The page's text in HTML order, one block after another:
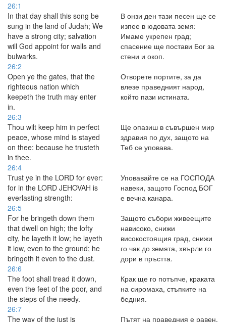
26:1
In that day shall this song be
sung in the land of Judah; We
have a strong city; salvation
will God appoint for walls and
bulwarks.
В онзи ден тази песен ще се
изпее в юдовата земя:
Имаме укрепен град;
спасение ще постави Бог за
стени и окоп.
26:2
Open ye the gates, that the
righteous nation which
keepeth the truth may enter
in.
Отворете портите, за да
влезе праведният народ,
който пази истината.
26:3
Thou wilt keep him in perfect
peace, whose mind is stayed
on thee: because he trusteth
in thee.
Ще опазиш в съвършен мир
здравия по дух, защото на
Теб се уповава.
26:4
Trust ye in the LORD for ever:
for in the LORD JEHOVAH is
everlasting strength:
Уповавайте се на ГОСПОДА
навеки, защото Господ БОГ
е вечна канара.
26:5
For he bringeth down them
that dwell on high; the lofty
city, he layeth it low; he layeth
it low, even to the ground; he
bringeth it even to the dust.
Защото събори живеещите
нависоко, снижи
високостоящия град, снижи
го чак до земята, хвърли го
дори в пръстта.
26:6
The foot shall tread it down,
even the feet of the poor, and
the steps of the needy.
Крак ще го потъпче, краката
на сиромаха, стъпките на
бедния.
26:7
The way of the just is
Пътят на праведния е равен.